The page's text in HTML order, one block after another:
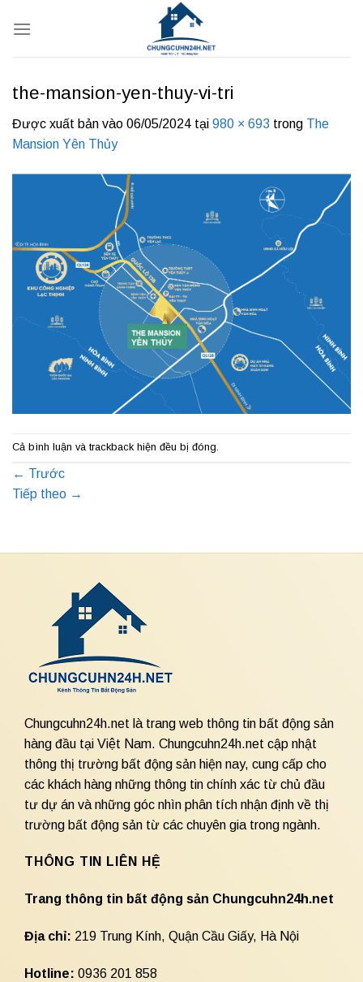
qua
the-mansion-yen-thuy-vi-tri
Được xuất bản vào 06/05/2024 tại 980 × 693 trong The
Mansion Yên Thủy
Cả bình luận và trackback hiện đều bị đóng.
← Trước
Tiếp theo →
Chungcuhn24h.net là trang web thông tin bất động sản
hàng đầu tại Việt Nam. Chungcuhn24h.net cập nhật
thông thị trường bất động sản hiện nay, cung cấp cho
các khách hàng những thông tin chính xác từ chủ đầu
tư dự án và những góc nhìn phân tích nhận định về thị
trường bất động sản từ các chuyên gia trong ngành.
THÔNG TIN LIÊN HỆ
Trang thông tin bất động sản Chungcuhn24h.net
Địa chỉ: 219 Trung Kính, Quận Cầu Giấy, Hà Nội
Hotline: 0936 201 858